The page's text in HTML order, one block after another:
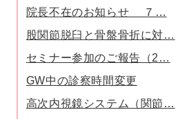
院長不在のお知らせ ７…
股関節脱臼と骨盤骨折に対…
セミナー参加のご報告（2…
GW中の診察時間変更
高次内視鏡システム（関節…